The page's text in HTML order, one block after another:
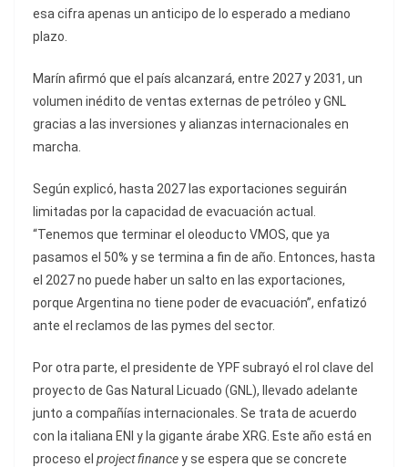
esa cifra apenas un anticipo de lo esperado a mediano
plazo.
Marín afirmó que el país alcanzará, entre 2027 y 2031, un
volumen inédito de ventas externas de petróleo y GNL
gracias a las inversiones y alianzas internacionales en
marcha.
Según explicó, hasta 2027 las exportaciones seguirán
limitadas por la capacidad de evacuación actual.
“Tenemos que terminar el oleoducto VMOS, que ya
pasamos el 50% y se termina a fin de año. Entonces, hasta
el 2027 no puede haber un salto en las exportaciones,
porque Argentina no tiene poder de evacuación”, enfatizó
ante el reclamos de las pymes del sector.
Por otra parte, el presidente de YPF subrayó el rol clave del
proyecto de Gas Natural Licuado (GNL), llevado adelante
junto a compañías internacionales. Se trata de acuerdo
con la italiana ENI y la gigante árabe XRG. Este año está en
proceso el project financey se espera que se concrete